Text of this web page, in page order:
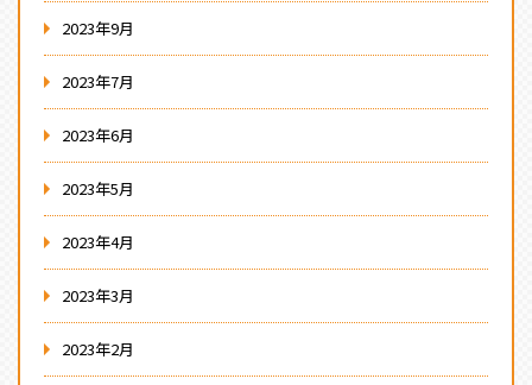
2023年9月
2023年7月
2023年6月
2023年5月
2023年4月
2023年3月
2023年2月